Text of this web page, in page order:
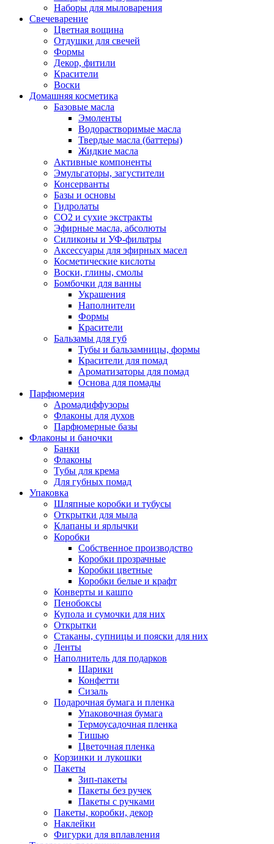
Наборы для мыловарения
Свечеварение
Цветная вощина
Отдушки для свечей
Формы
Декор, фитили
Красители
Воски
Домашняя косметика
Базовые масла
Эмоленты
Водорастворимые масла
Твердые масла (баттеры)
Жидкие масла
Активные компоненты
Эмульгаторы, загустители
Консерванты
Базы и основы
Гидролаты
СО2 и сухие экстракты
Эфирные масла, абсолюты
Силиконы и УФ-фильтры
Аксессуары для эфирных масел
Косметические кислоты
Воски, глины, смолы
Бомбочки для ванны
Украшения
Наполнители
Формы
Красители
Бальзамы для губ
Тубы и бальзамницы, формы
Красители для помад
Ароматизаторы для помад
Основа для помады
Парфюмерия
Аромадиффузоры
Флаконы для духов
Парфюмерные базы
Флаконы и баночки
Банки
Флаконы
Тубы для крема
Для губных помад
Упаковка
Шляпные коробки и тубусы
Открытки для мыла
Клапаны и ярлычки
Коробки
Собственное производство
Коробки прозрачные
Коробки цветные
Коробки белые и крафт
Конверты и кашпо
Пенобоксы
Купола и сумочки для них
Открытки
Стаканы, супницы и пояски для них
Ленты
Наполнитель для подарков
Шарики
Конфетти
Сизаль
Подарочная бумага и пленка
Упаковочная бумага
Термоусадочная пленка
Тишью
Цветочная пленка
Корзинки и лукошки
Пакеты
Зип-пакеты
Пакеты без ручек
Пакеты с ручками
Пакеты, коробки, декор
Наклейки
Фигурки для вплавления